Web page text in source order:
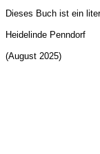
Dieses Buch ist ein
Heidelinde Penndorf
(August 2025)